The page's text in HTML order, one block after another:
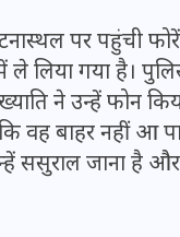
पर पहुंची
लिया गया है।
ने उन्हें फोन
वह बाहर नहीं आ
ससुराल जाना है
के पदों
जारी,